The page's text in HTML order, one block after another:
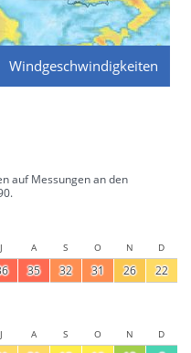
Windgeschwindigkeiten
auf Messungen an den
J A S O N D
35 32 31 26 22
J A S O N D